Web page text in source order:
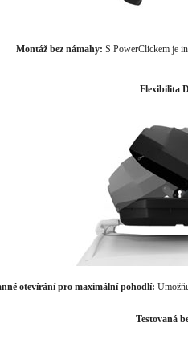
Montáž bez námahy: S PowerClickem je
Flexibilita
otevírání pro maximální pohodlí:
Testovaná